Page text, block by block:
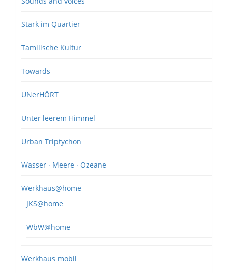
Stark im Quartier
Tamilische Kultur
Towards
UNerHÖRT
Unter leerem Himmel
Urban Triptychon
Wasser · Meere · Ozeane
Werkhaus@home
JKS@home
WbW@home
Werkhaus mobil